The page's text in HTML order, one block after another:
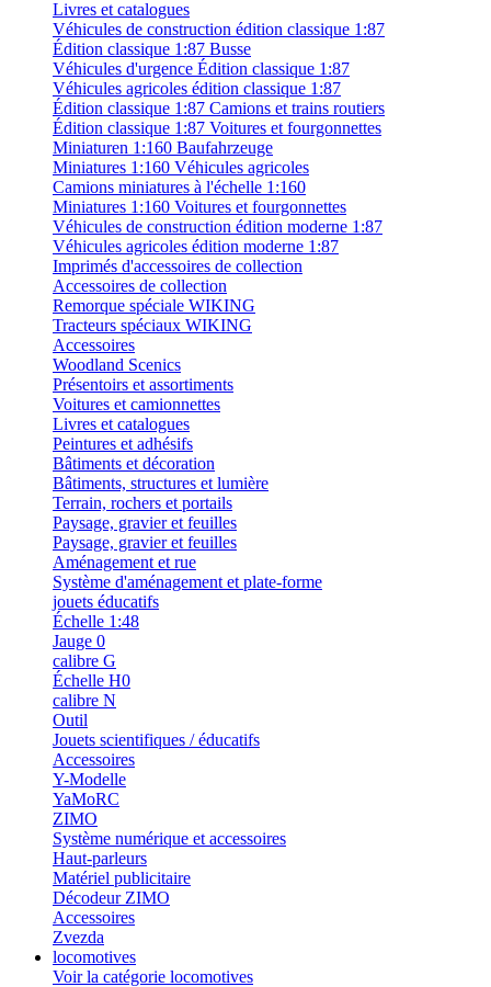
Livres et catalogues
Véhicules de construction édition classique 1:87
Édition classique 1:87 Busse
Véhicules d'urgence Édition classique 1:87
Véhicules agricoles édition classique 1:87
Édition classique 1:87 Camions et trains routiers
Édition classique 1:87 Voitures et fourgonnettes
Miniaturen 1:160 Baufahrzeuge
Miniatures 1:160 Véhicules agricoles
Camions miniatures à l'échelle 1:160
Miniatures 1:160 Voitures et fourgonnettes
Véhicules de construction édition moderne 1:87
Véhicules agricoles édition moderne 1:87
Imprimés d'accessoires de collection
Accessoires de collection
Remorque spéciale WIKING
Tracteurs spéciaux WIKING
Accessoires
Woodland Scenics
Présentoirs et assortiments
Voitures et camionnettes
Livres et catalogues
Peintures et adhésifs
Bâtiments et décoration
Bâtiments, structures et lumière
Terrain, rochers et portails
Paysage, gravier et feuilles
Paysage, gravier et feuilles
Aménagement et rue
Système d'aménagement et plate-forme
jouets éducatifs
Échelle 1:48
Jauge 0
calibre G
Échelle H0
calibre N
Outil
Jouets scientifiques / éducatifs
Accessoires
Y-Modelle
YaMoRC
ZIMO
Système numérique et accessoires
Haut-parleurs
Matériel publicitaire
Décodeur ZIMO
Accessoires
Zvezda
locomotives
Voir la catégorie locomotives